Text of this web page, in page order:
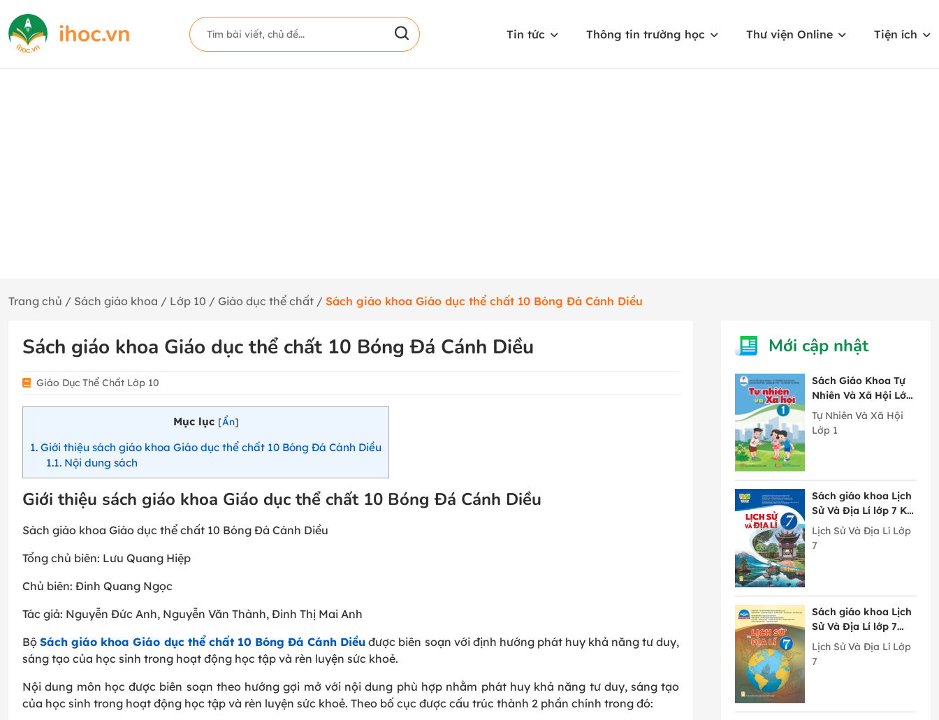
Tin tức Thông tin trường học Thư viện Online Tiện ích
Trang chủ / Sách giáo khoa / Lớp 10 / Giáo dục thể chất / Sách giáo khoa Giáo dục thể chất 10 Bóng Đá Cánh Diều
Sách giáo khoa Giáo dục thể chất 10 Bóng Đá Cánh Diều
Giáo Dục Thể Chất Lớp 10
Mục lục [Ẩn]
1 Giới thiệu sách giáo khoa Giáo dục thể chất 10 Bóng Đá Cánh Diều
1.1Nội dung sách
Giới thiệu sách giáo khoa Giáo dục thể chất 10 Bóng Đá Cánh Diều
Sách giáo khoa Giáo dục thể chất 10 Bóng Đá Cánh Diều
Tổng chủ biên: Lưu Quang Hiệp
Chủ biên: Đinh Quang Ngọc
Tác giả: Nguyễn Đức Anh, Nguyễn Văn Thành, Đinh Thị Mai Anh
BộSách giáo khoa Giáo dục thể chất 10 Bóng Đá Cánh Diều được biên soạn với định hướng phát huy khả năng tư duy,
sáng tạo của học sinh trong hoạt động học tập và rèn luyện sức khoẻ.
Nội dung môn học được biên soạn theo hướng gợi mở với nội dung phù hợp nhằm phát huy khả năng tư duy, sáng tạo
của học sinh trong hoạt động học tập và rèn luyện sức khoẻ. Theo bố cục được cấu trúc thành 2 phần chính trong đó:
Mới cập nhật
Sách Giáo Khoa Tự
Nhiên Và Xã Hội Lớp
1 Cánh Diều
Tự Nhiên Và Xã Hội
Lớp 1
Sách giáo khoa Lịch
Sử Và Địa Lí lớp 7 Kết
Nối Tri Thức Với
Cuộc Sống
Lịch Sử Và Địa Lí Lớp
7
Sách giáo khoa Lịch
Sử Và Địa Lí lớp 7
Chân Trời Sáng Tạo
Lịch Sử Và Địa Lí Lớp
7